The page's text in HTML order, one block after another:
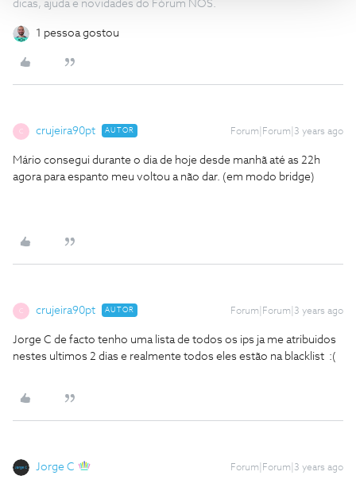
dicas, ajuda e novidades do Fórum NOS.
1 pessoa gostou
C crujeira90pt AUTOR Forum|Forum|3 years ago
Mário consegui durante o dia de hoje desde manhã até as 22h
agora para espanto meu voltou a não dar. (em modo bridge)
C crujeira90pt AUTOR Forum|Forum|3 years ago
Jorge C de facto tenho uma lista de todos os ips ja me atribuidos
nestes ultimos 2 dias e realmente todos eles estão na blacklist :(
Jorge C Forum|Forum|3 years ago